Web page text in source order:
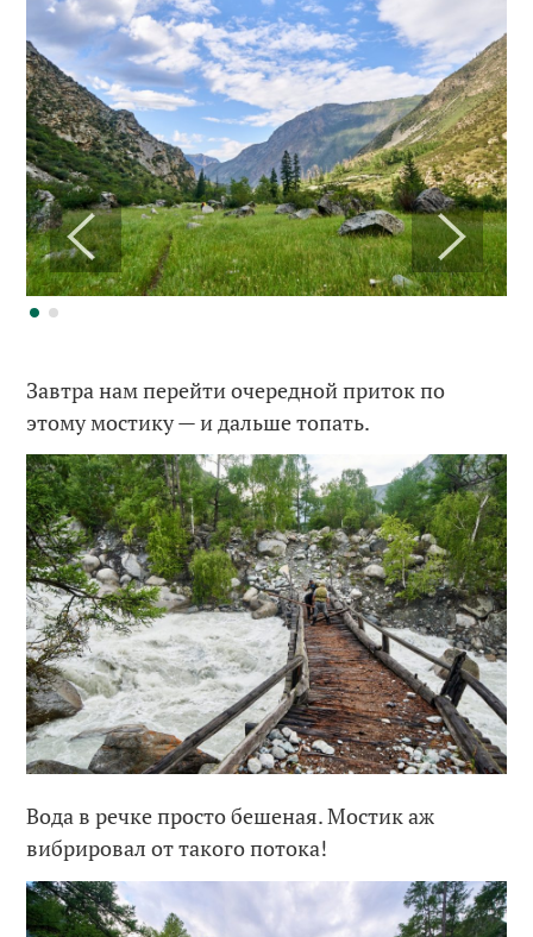
Завтра нам перейти очередной приток по
этому мостику — и дальше топать.
Вода в речке просто бешеная. Мостик аж
вибрировал от такого потока!